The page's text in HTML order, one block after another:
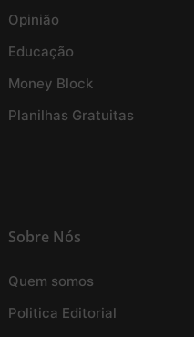
Opinião
Educação
Money Block
Planilhas Gratuitas
Sobre Nós
Quem somos
Politica Editorial